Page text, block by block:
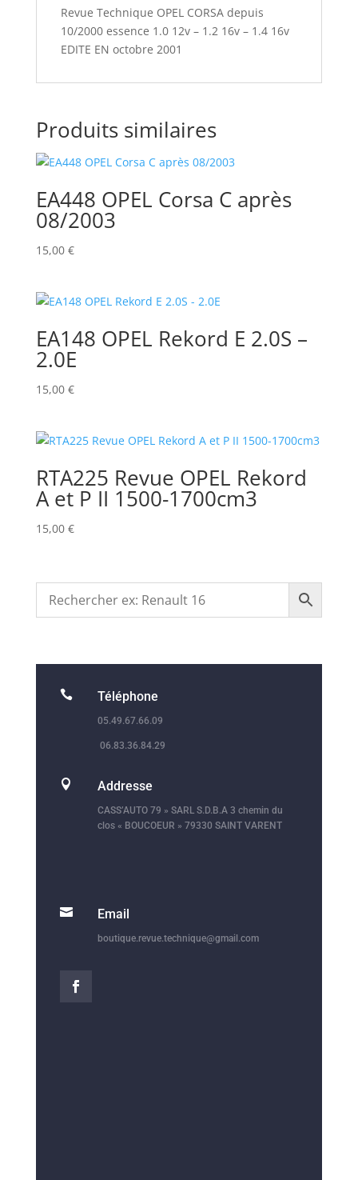
Revue Technique OPEL CORSA depuis
10/2000 essence 1.0 12v – 1.2 16v – 1.4 16v
EDITE EN octobre 2001
Produits similaires
EA448 OPEL Corsa C après
08/2003
15,00 €
EA148 OPEL Rekord E 2.0S –
2.0E
15,00 €
RTA225 Revue OPEL Rekord
A et P II 1500-1700cm3
15,00 €
 Téléphone
05.49.67.66.09
06.83.36.84.29
 Addresse
CASS’AUTO 79 » SARL S.D.B.A 3 chemin du
clos « BOUCOEUR » 79330 SAINT VARENT
 Email
boutique.revue.technique@gmail.com